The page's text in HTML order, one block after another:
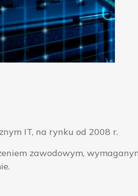
IT, na rynku od 2008 r.
zawodowym,